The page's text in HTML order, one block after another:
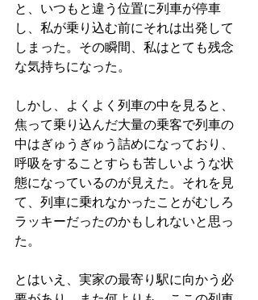
と、いつもと違う位置に列車が停車
し、私が乗り込む前にそれは出発して
しまった。その瞬間、私はとても残念
な気持ちになった。
しかし、よくよく列車の中を見ると、
焦って乗り込んだ大量の乗客で列車の
中はぎゅうぎゅう詰めになっており、
呼吸をすることすらも苦しいような状
態になっているのが見えた。それを見
て、列車に乗れなかったことがむしろ
ラッキーだったのかもしれないと思っ
た。
とはいえ、実家の最寄り駅に向かう必